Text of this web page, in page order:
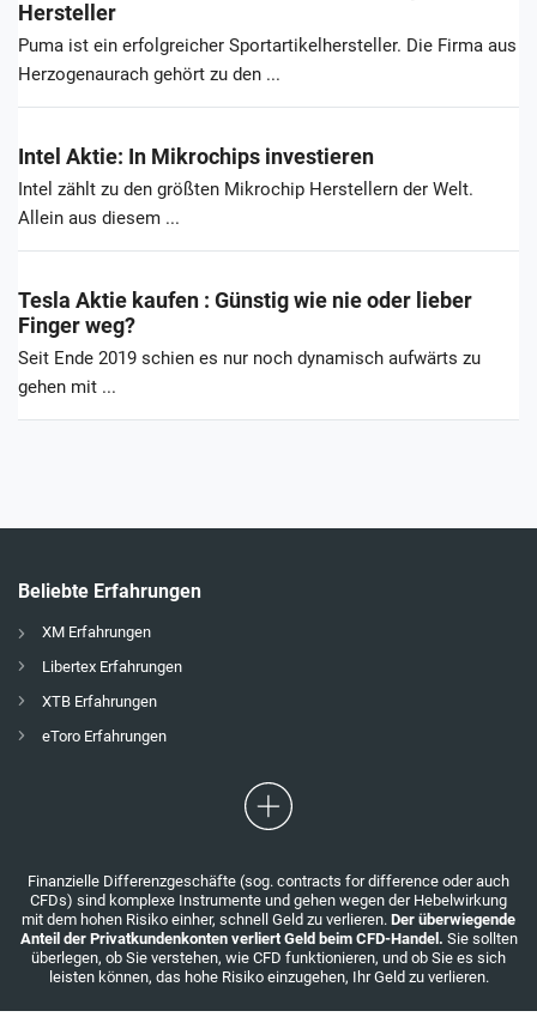
Hersteller
Puma ist ein erfolgreicher Sportartikelhersteller. Die Firma aus
Herzogenaurach gehört zu den ...
Intel Aktie: In Mikrochips investieren
Intel zählt zu den größten Mikrochip Herstellern der Welt.
Allein aus diesem ...
Tesla Aktie kaufen : Günstig wie nie oder lieber
Finger weg?
Seit Ende 2019 schien es nur noch dynamisch aufwärts zu
gehen mit ...
Beliebte Erfahrungen
XM Erfahrungen
Libertex Erfahrungen
XTB Erfahrungen
eToro Erfahrungen
Finanzielle Differenzgeschäfte (sog. contracts for difference oder auch
CFDs) sind komplexe Instrumente und gehen wegen der Hebelwirkung
mit dem hohen Risiko einher, schnell Geld zu verlieren. Der überwiegende
Anteil der Privatkundenkonten verliert Geld beim CFD-Handel. Sie sollten
überlegen, ob Sie verstehen, wie CFD funktionieren, und ob Sie es sich
leisten können, das hohe Risiko einzugehen, Ihr Geld zu verlieren.